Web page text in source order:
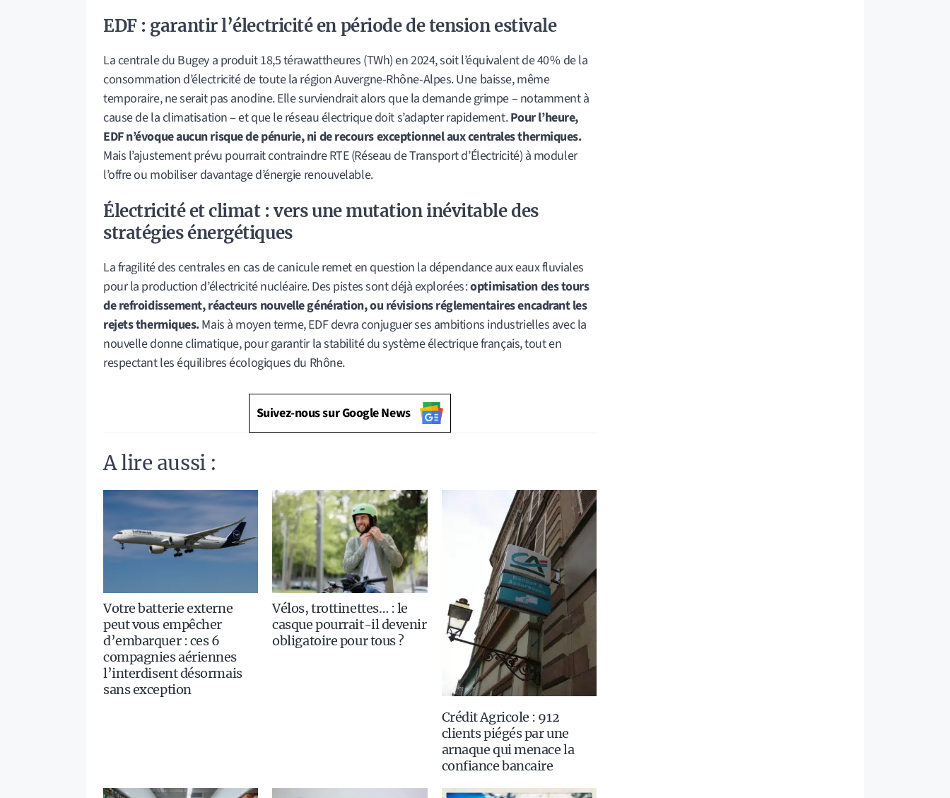
EDF : garantir l’électricité en période de tension estivale
La centrale du Bugey a produit 18,5 térawattheures (TWh) en 2024, soit l’équivalent de 40 % de la
consommation d’électricité de toute la région Auvergne-Rhône-Alpes. Une baisse, même
temporaire, ne serait pas anodine. Elle surviendrait alors que la demande grimpe – notamment à
cause de la climatisation – et que le réseau électrique doit s’adapter rapidement.Pour l’heure,
EDF n’évoque aucun risque de pénurie, ni de recours exceptionnel aux centrales thermiques.
Mais l’ajustement prévu pourrait contraindre RTE (Réseau de Transport d’Électricité) à moduler
l’offre ou mobiliser davantage d’énergie renouvelable.
Électricité et climat : vers une mutation inévitable des
stratégies énergétiques
La fragilité des centrales en cas de canicule remet en question la dépendance aux eaux fluviales
pour la production d’électricité nucléaire. Des pistes sont déjà explorées :optimisation des tours
de refroidissement, réacteurs nouvelle génération, ou révisions réglementaires encadrant les
rejets thermiques.Mais à moyen terme, EDF devra conjuguer ses ambitions industrielles avec la
nouvelle donne climatique, pour garantir la stabilité du système électrique français, tout en
respectant les équilibres écologiques du Rhône.
Suivez-nous sur Google News
A lire aussi :
Votre batterie externe
peut vous empêcher
d’embarquer : ces 6
compagnies aériennes
l’interdisent désormais
sans exception
Vélos, trottinettes… : le
casque pourrait-il devenir
obligatoire pour tous ?
Crédit Agricole : 912
clients piégés par une
arnaque qui menace la
confiance bancaire